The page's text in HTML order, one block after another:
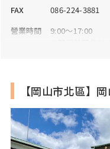
FAX
086-224-3881
營業時間
9:00～17:00
※閉門時間為
入場費
納經費：300日圓
【岡山市北區】